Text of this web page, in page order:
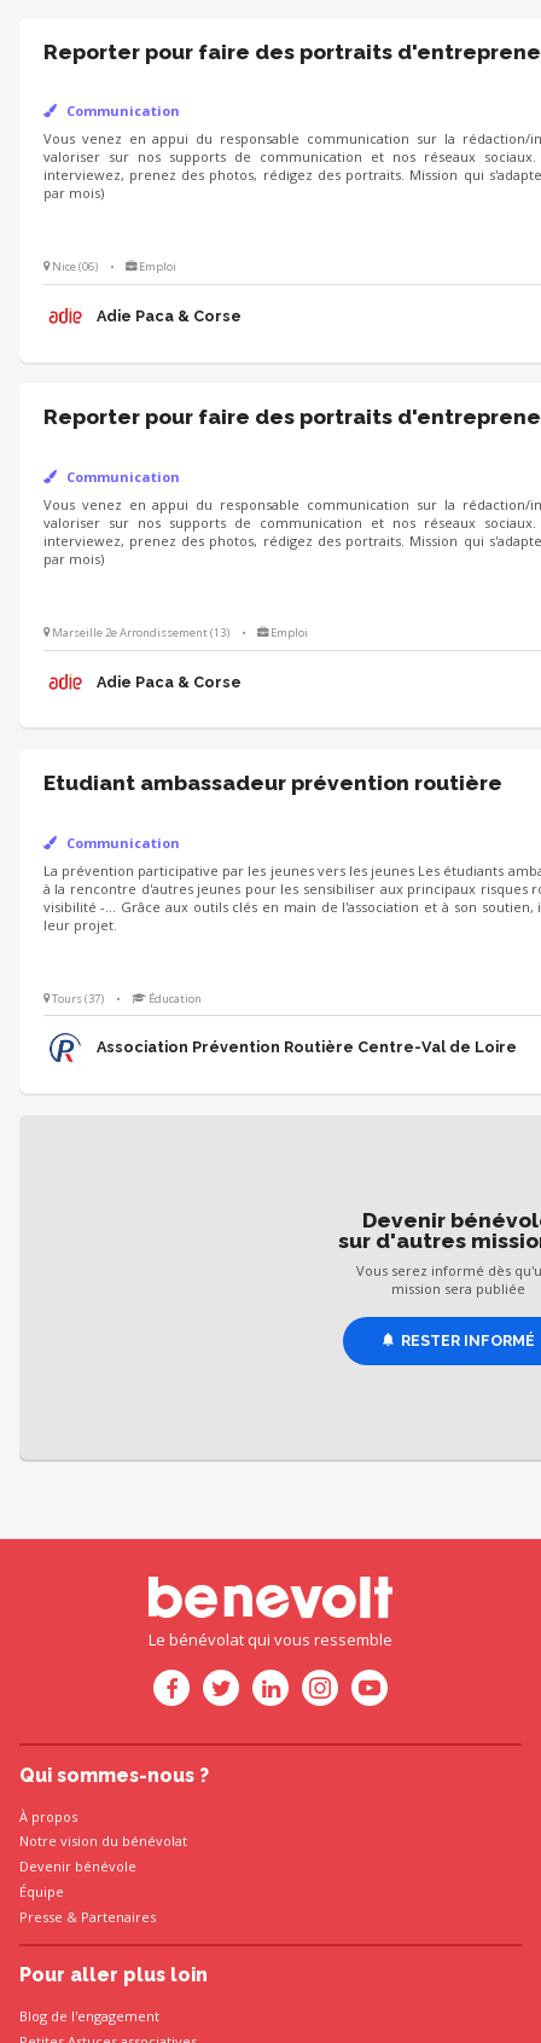
Reporter pour faire des portraits
Communication
Vous venez en appui du responsable communication sur la
valoriser sur nos supports de communication et nos réseaux
interviewez, prenez des photos, rédigez des portraits. Mission qui
par mois)
Nice (06) • Emploi
Adie Paca & Corse
Reporter pour faire des portraits
Communication
Vous venez en appui du responsable communication sur la
valoriser sur nos supports de communication et nos réseaux
interviewez, prenez des photos, rédigez des portraits. Mission qui
par mois)
Marseille 2e Arrondissement (13) • Emploi
Adie Paca & Corse
Etudiant ambassadeur prévention routière
Communication
La prévention participative par les jeunes vers les jeunes Les étudiants
à la rencontre d'autres jeunes pour les sensibiliser aux principaux
visibilité -... Grâce aux outils clés en main de l'association et à son
leur projet.
Tours (37) • Éducation
Association Prévention Routière Centre-Val de Loire
Devenir
sur d'autres
Vous serez informé dès
mission sera publiée
RESTER INFORMÉ
Le bénévolat qui vous ressemble
Qui sommes-nous ?
À propos
Notre vision du bénévolat
Devenir bénévole
Équipe
Presse & Partenaires
Pour aller plus loin
Blog de l'engagement